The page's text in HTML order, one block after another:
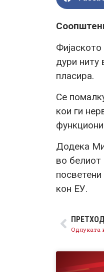
дури ниту
пласира.
Се
кои ги
Додека
во
кон ЕУ.